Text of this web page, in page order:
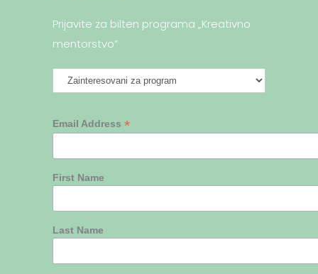
Prijavite za bilten programa „Kreativno
mentorstvo”
Email Address *
First Name
Last Name